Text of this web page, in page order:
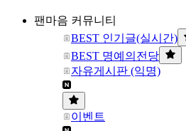
팬마음 커뮤니티
BEST 인기글(실시간)
BEST 명예의전당
자유게시판 (익명)
이벤트